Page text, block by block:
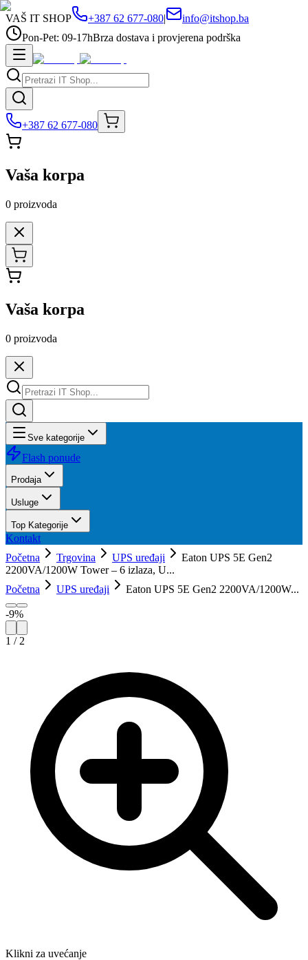
VAŠ IT SHOP +387 62 677-080|
info@itshop.ba
Pon-Pet: 09-17hBrza dostava i provjerena podrška
+387 62 677-080
Vaša korpa
0 proizvoda
Vaša korpa
0 proizvoda
Sve kategorije
Flash ponude
Prodaja
Usluge
Top Kategorije
Kontakt
Početna
Trgovina UPS uređaji
Eaton UPS 5E Gen2
2200VA/1200W Tower – 6 izlaza, U...
Početna
UPS uređaji Eaton UPS 5E Gen2 2200VA/1200W...
-9%
1 / 2
Klikni za uvećanje